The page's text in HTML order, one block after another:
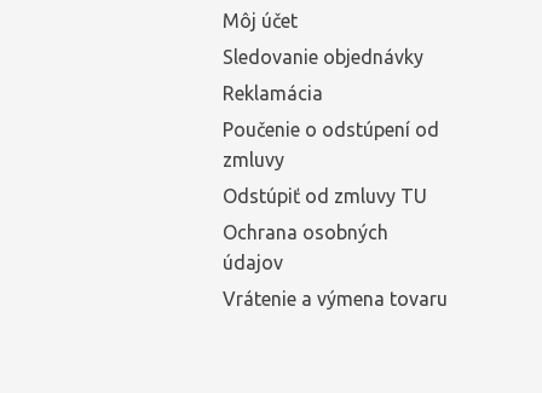
Môj účet
Sledovanie objednávky
Reklamácia
Poučenie o odstúpení od
zmluvy
Odstúpiť od zmluvy TU
Ochrana osobných
údajov
Vrátenie a výmena tovaru